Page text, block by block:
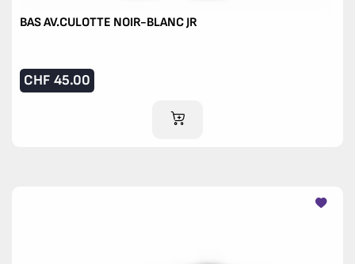
BAS AV.CULOTTE NOIR-BLANC JR
CHF 45.00
AJOUTER AU PANIER